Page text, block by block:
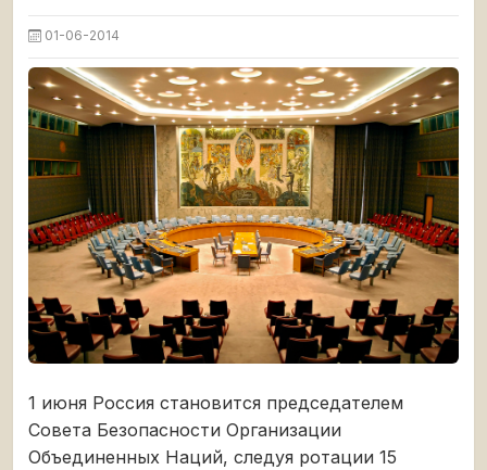
01-06-2014
1 июня Россия становится председателем
Совета Безопасности Организации
Объединенных Наций, следуя ротации 15